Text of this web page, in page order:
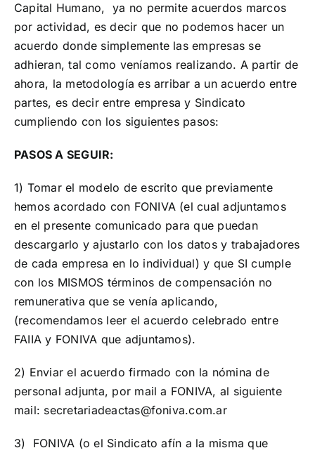
Capital Humano, ya no permite acuerdos marcos
por actividad, es decir que no podemos hacer un
acuerdo donde simplemente las empresas se
adhieran, tal como veníamos realizando. A partir de
ahora, la metodología es arribar a un acuerdo entre
partes, es decir entre empresa y Sindicato
cumpliendo con los siguientes pasos:
PASOS A SEGUIR:
1) Tomar el modelo de escrito que previamente
hemos acordado con FONIVA (el cual adjuntamos
en el presente comunicado para que puedan
descargarlo y ajustarlo con los datos y trabajadores
de cada empresa en lo individual) y que SI cumple
con los MISMOS términos de compensación no
remunerativa que se venía aplicando,
(recomendamos leer el acuerdo celebrado entre
FAIIA y FONIVA que adjuntamos).
2) Enviar el acuerdo firmado con la nómina de
personal adjunta, por mail a FONIVA, al siguiente
mail: secretariadeactas@foniva.com.ar
3) FONIVA (o el Sindicato afín a la misma que